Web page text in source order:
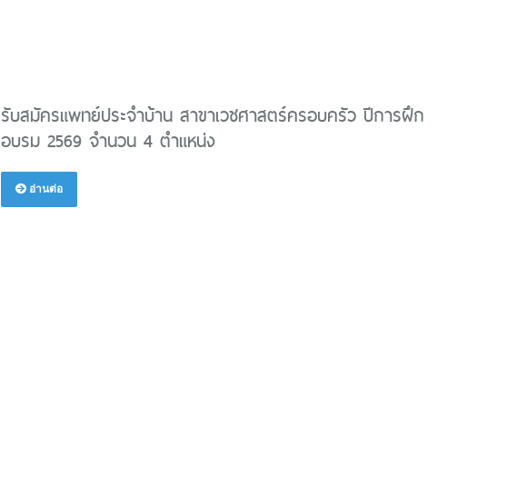
รับสมัครแพทย์ประจำบ้าน สาขาเวชศาสตร์ครอบครัว ปีการฝึก
อบรม 2569 จำนวน 4 ตำแหน่ง
อ่านต่อ